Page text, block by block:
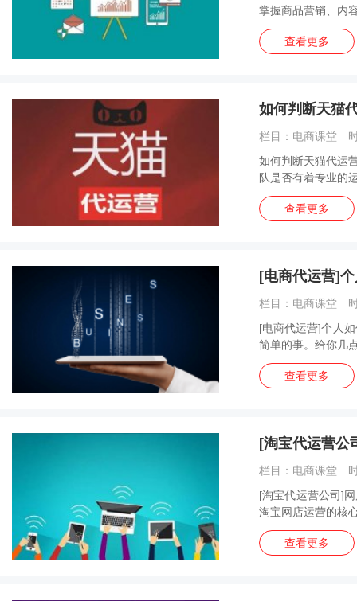
掌握商品营销、内
查看更多
如何判断天猫
栏目：电商课堂
如何判断天猫代运
队是否有着专业的
查看更多
[电商代运营]
栏目：电商课堂
[电商代运营]个人
简单的事。给你几
查看更多
[淘宝代运营公
栏目：电商课堂
[淘宝代运营公司]
淘宝网店运营的核
查看更多